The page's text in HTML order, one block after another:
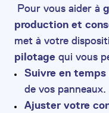
Pour vous aider à
production et
met à votre
pilotage qui vous
Suivre en temps
de vos panneaux.
Ajuster votre